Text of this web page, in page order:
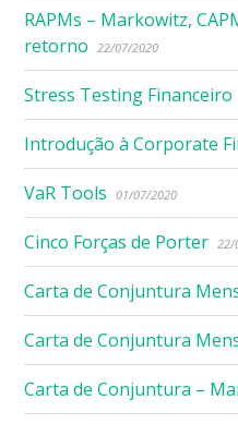
RAPMs – Markowitz,
retorno
22/07/2020
Stress Testing Financeiro
Introdução à Corporate
VaR Tools 01/07/2020
Cinco Forças de Porter 22/
Carta de Conjuntura
Carta de Conjuntura
Carta de Conjuntura –